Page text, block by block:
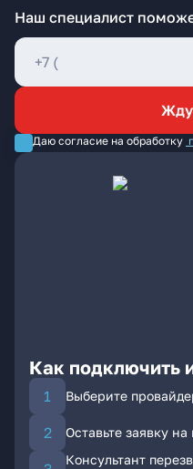
Наш специалист
Жду
Даю согласие на обработку
Как подключить
Выберите
Оставьте заявку
Консультант